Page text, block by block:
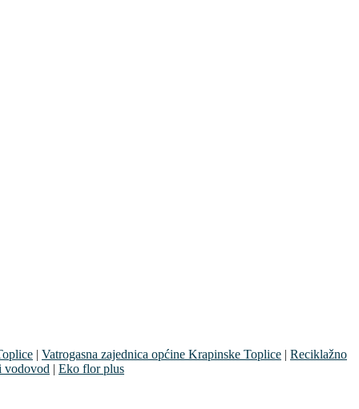
| Vatrogasna zajednica općine Krapinske Toplice | Reciklažno
vodovod | Eko flor plus